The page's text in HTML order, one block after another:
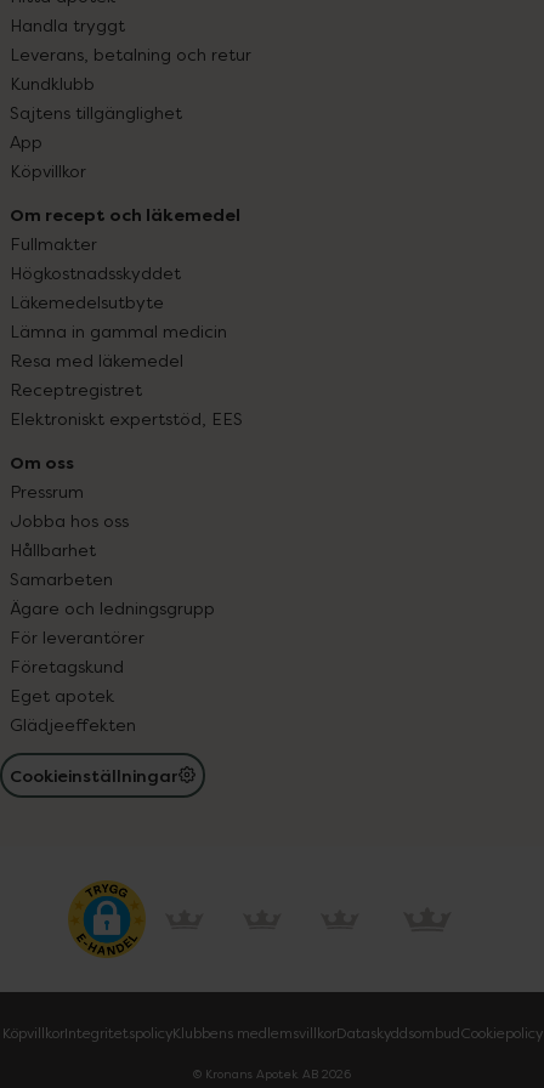
Handla tryggt
Leverans, betalning och retur
Kundklubb
Sajtens tillgänglighet
App
Köpvillkor
Om recept och läkemedel
Fullmakter
Högkostnadsskyddet
Läkemedelsutbyte
Lämna in gammal medicin
Resa med läkemedel
Receptregistret
Elektroniskt expertstöd, EES
Om oss
Pressrum
Jobba hos oss
Hållbarhet
Samarbeten
Ägare och ledningsgrupp
För leverantörer
Företagskund
Eget apotek
Glädjeeffekten
Cookieinställningar
KöpvillkorIntegritetspolicyKlubbens medlemsvillkorDataskyddsombudCookiepolicy
© Kronans Apotek AB 2026